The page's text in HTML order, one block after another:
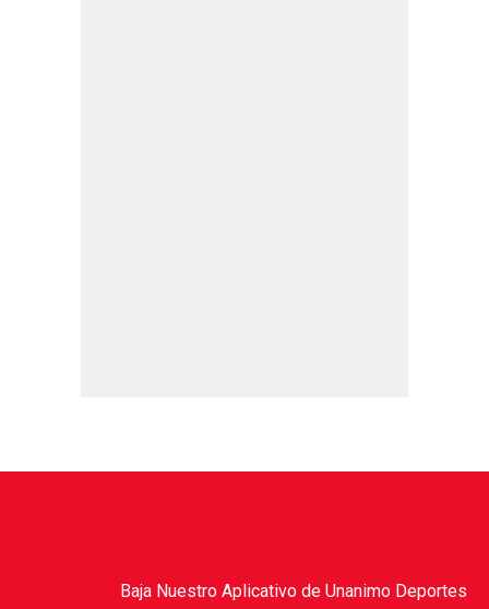
Baja Nuestro Aplicativo de Unanimo Deportes